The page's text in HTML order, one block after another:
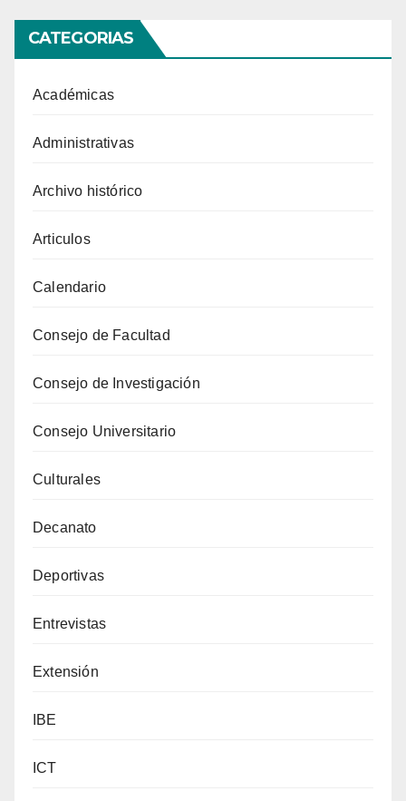
CATEGORIAS
Académicas
Administrativas
Archivo histórico
Articulos
Calendario
Consejo de Facultad
Consejo de Investigación
Consejo Universitario
Culturales
Decanato
Deportivas
Entrevistas
Extensión
IBE
ICT